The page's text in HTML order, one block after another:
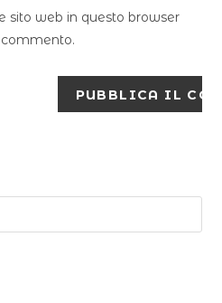
sito web in questo browser